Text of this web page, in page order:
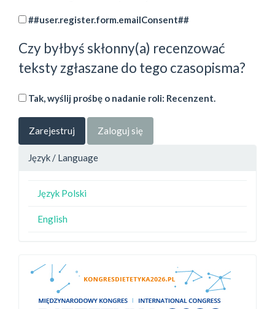
##user.register.form.emailConsent##
Czy byłbyś skłonny(a) recenzować
teksty zgłaszane do tego czasopisma?
Tak, wyślij prośbę o nadanie roli: Recenzent.
Zarejestruj Zaloguj się
Język / Language
Język Polski
English